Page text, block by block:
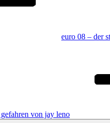
euro 08 – der
von jay leno